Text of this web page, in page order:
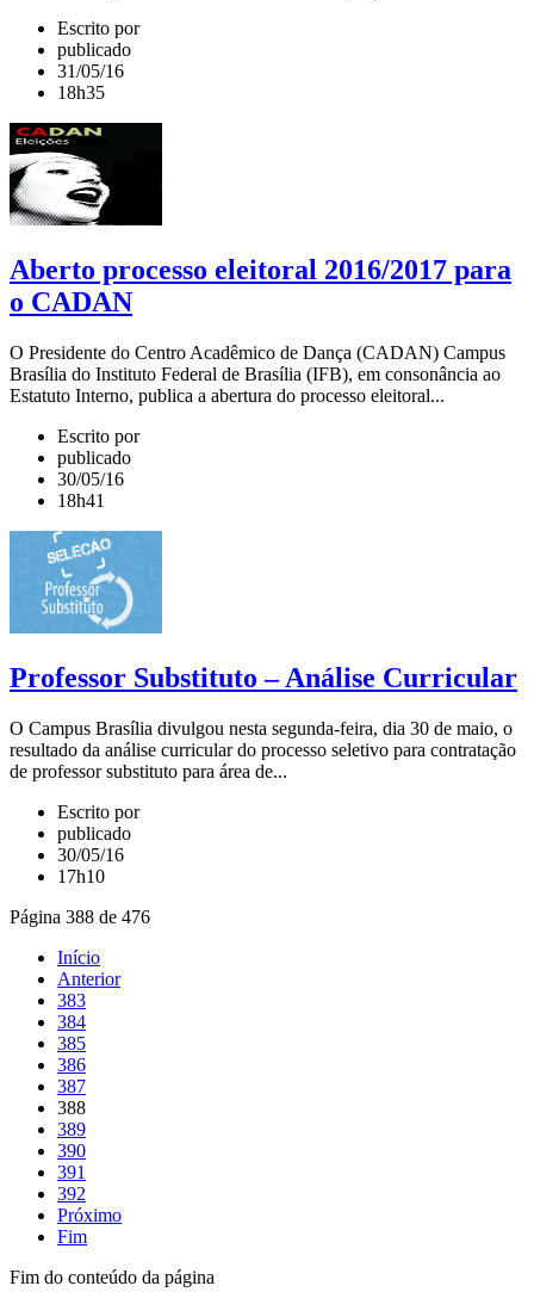
Escrito por
publicado
31/05/16
18h35
Aberto processo eleitoral 2016/2017 para
o CADAN
O Presidente do Centro Acadêmico de Dança (CADAN) Campus
Brasília do Instituto Federal de Brasília (IFB), em consonância ao
Estatuto Interno, publica a abertura do processo eleitoral...
Escrito por
publicado
30/05/16
18h41
Professor Substituto – Análise Curricular
O Campus Brasília divulgou nesta segunda-feira, dia 30 de maio, o
resultado da análise curricular do processo seletivo para contratação
de professor substituto para área de...
Escrito por
publicado
30/05/16
17h10
Página 388 de 476
Início
Anterior
383
384
385
386
387
388
389
390
391
392
Próximo
Fim
Fim do conteúdo da página